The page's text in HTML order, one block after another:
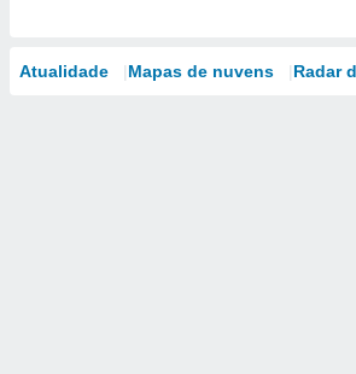
Atualidade Mapas de nuvens Radar